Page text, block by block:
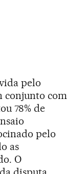
pelo
conjunto com
78% de
pelo
as
O